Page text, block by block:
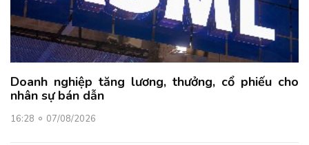
Doanh nghiệp tăng lương, thưởng, cổ phiếu cho
nhân sự bán dẫn
16:28 07/08/2026